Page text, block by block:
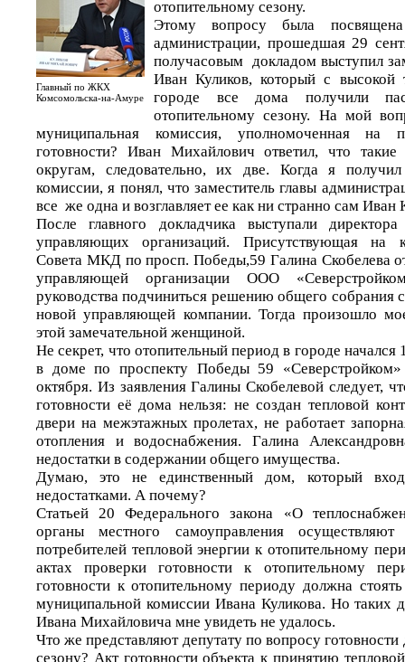
Главный по ЖКХ
Комсомольска-на-Амуре
отопительному сезону.
Этому вопросу была посвящена
администрации, прошедшая 29
получасовым докладом выступил
Иван Куликов, который с высокой
городе все дома получили
отопительному сезону. На мой
муниципальная комиссия, уполномоченная на
готовности? Иван Михайлович ответил, что
округам, следовательно, их две. Когда я
комиссии, я понял, что заместитель главы
все же одна и возглавляет ее как ни странно сам Иван
После главного докладчика выступали
управляющих организаций. Присутствующая на
Совета МКД по просп. Победы,59 Галина Скобелева
управляющей организации ООО
руководства подчиниться решению общего собрания
новой управляющей компании. Тогда произошло
этой замечательной женщиной.
Не секрет, что отопительный период в городе начался
в доме по проспекту Победы 59
октября. Из заявления Галины Скобелевой следует,
готовности её дома нельзя: не создан тепловой
двери на межэтажных пролетах, не работает
отопления и водоснабжения. Галина
недостатки в содержании общего имущества.
Думаю, это не единственный дом, который
недостатками. А почему?
Статьей 20 Федерального закона «О
органы местного самоуправления осуществляют
потребителей тепловой энергии к отопительному
актах проверки готовности к отопительному
готовности к отопительному периоду должна
муниципальной комиссии Ивана Куликова. Но таких
Ивана Михайловича мне увидеть не удалось.
Что же представляют депутату по вопросу
сезону? Акт готовности объекта к принятию